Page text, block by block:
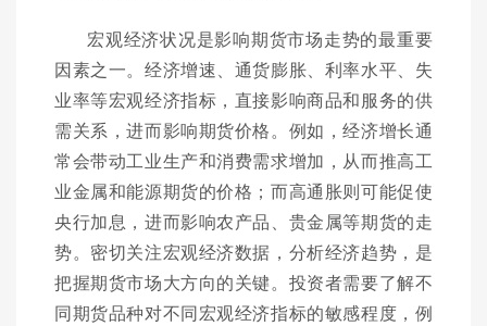
宏观经济状况是影响期货市场走势的最重要
因素之一。经济增速、通货膨胀、利率水平、失
业率等宏观经济指标，直接影响商品和服务的供
需关系，进而影响期货价格。例如，经济增长通
常会带动工业生产和消费需求增加，从而推高工
业金属和能源期货的价格；而高通胀则可能促使
央行加息，进而影响农产品、贵金属等期货的走
势。密切关注宏观经济数据，分析经济趋势，是
把握期货市场大方向的关键。投资者需要了解不
同期货品种对不同宏观经济指标的敏感程度，例